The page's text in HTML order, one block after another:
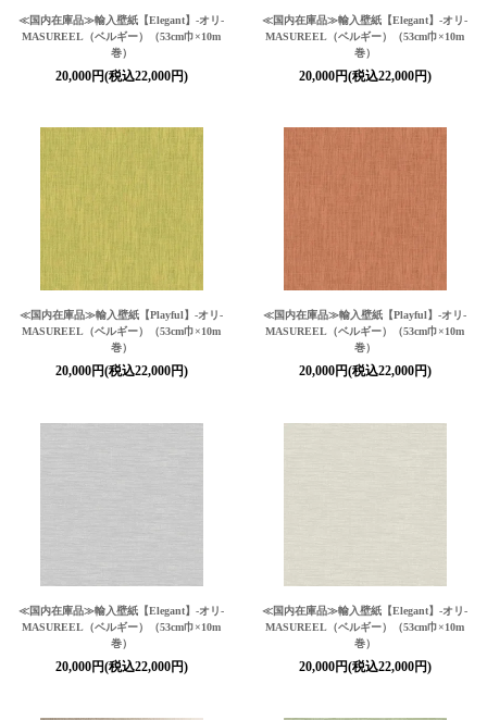
≪国内在庫品≫輸入壁紙 【Elegant】-オリ-
MASUREEL（ベルギー）（53cm巾×10m
巻）
20,000円(税込22,000円)
≪国内在庫品≫輸入壁紙 【Elegant】-オリ-
MASUREEL（ベルギー）（53cm巾×10m
巻）
20,000円(税込22,000円)
≪国内在庫品≫輸入壁紙 【Playful】-オリ-
MASUREEL（ベルギー）（53cm巾×10m
巻）
20,000円(税込22,000円)
≪国内在庫品≫輸入壁紙 【Playful】-オリ-
MASUREEL（ベルギー）（53cm巾×10m
巻）
20,000円(税込22,000円)
≪国内在庫品≫輸入壁紙 【Elegant】-オリ-
MASUREEL（ベルギー）（53cm巾×10m
巻）
20,000円(税込22,000円)
≪国内在庫品≫輸入壁紙 【Elegant】-オリ-
MASUREEL（ベルギー）（53cm巾×10m
巻）
20,000円(税込22,000円)